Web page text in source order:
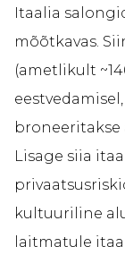
Itaalia
mõõtkavas.
(ametlikult
broneeritakse
Lisage siia
kultuuriline
laitmatule